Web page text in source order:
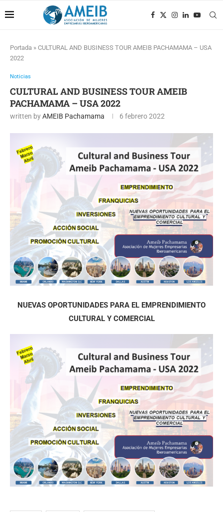
Portada » CULTURAL AND BUSINESS TOUR AMEIB PACHAMAMA – USA
2022
Noticias
CULTURAL AND BUSINESS TOUR AMEIB
PACHAMAMA – USA 2022
written byAMEIB Pachamama 6 febrero 2022
NUEVAS OPORTUNIDADES PARA EL EMPRENDIMIENTO
CULTURAL Y COMERCIAL